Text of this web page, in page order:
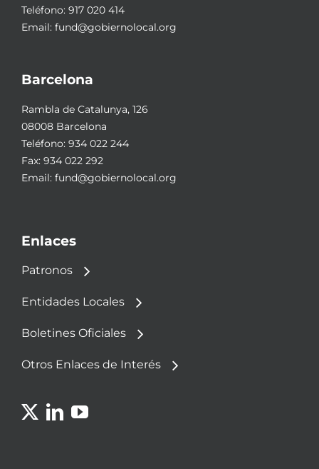
Teléfono: 917 020 414
Email: fund@gobiernolocal.org
Barcelona
Rambla de Catalunya, 126
08008 Barcelona
Teléfono: 934 022 244
Fax: 934 022 292
Email: fund@gobiernolocal.org
Enlaces
Patronos
Entidades Locales
Boletines Oficiales
Otros Enlaces de Interés